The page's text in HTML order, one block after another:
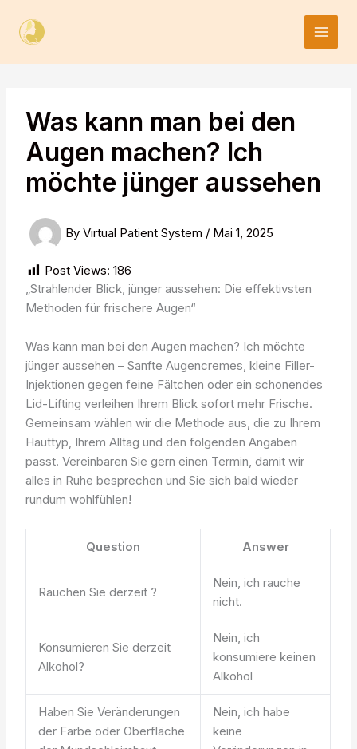
content
Was kann man bei den
Augen machen? Ich
möchte jünger aussehen
ByVirtual Patient System / Mai 1, 2025
Post Views: 186
„Strahlender Blick, jünger aussehen: Die effektivsten
Methoden für frischere Augen“
Was kann man bei den Augen machen? Ich möchte
jünger aussehen – Sanfte Augencremes, kleine Filler-
Injektionen gegen feine Fältchen oder ein schonendes
Lid-Lifting verleihen Ihrem Blick sofort mehr Frische.
Gemeinsam wählen wir die Methode aus, die zu Ihrem
Hauttyp, Ihrem Alltag und den folgenden Angaben
passt. Vereinbaren Sie gern einen Termin, damit wir
alles in Ruhe besprechen und Sie sich bald wieder
rundum wohlfühlen!
Question Answer
Rauchen Sie derzeit ?
Nein, ich rauche
nicht.
Konsumieren Sie derzeit
Alkohol?
Nein, ich
konsumiere keinen
Alkohol
Haben Sie Veränderungen
der Farbe oder Oberfläche
Nein, ich habe
keine